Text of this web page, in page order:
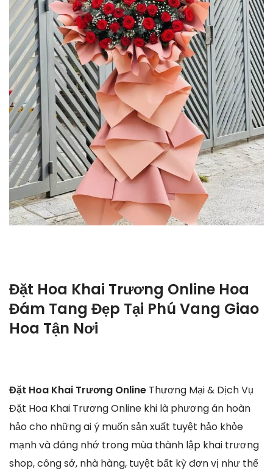
Đặt Hoa Khai Trương Online Hoa
Đám Tang Đẹp Tại Phú Vang Giao
Hoa Tận Nơi
Đặt Hoa Khai Trương Online Thương Mại & Dịch Vụ
Đặt Hoa Khai Trương Online khi là phương án hoàn
hảo cho những ai ý muốn sản xuất tuyệt hảo khỏe
mạnh và đáng nhớ trong mùa thành lập khai trương
shop, công sở, nhà hàng, tuyệt bất kỳ đơn vị như thế